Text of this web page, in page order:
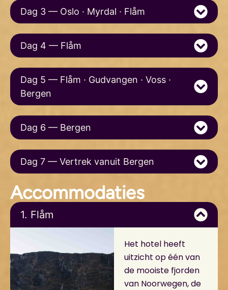
Dag 3 — Oslo · Myrdal · Flåm
Dag 4 — Flåm
Dag 5 — Flåm · Gudvangen · Voss ·
Bergen
Dag 6 — Bergen
Dag 7 — Vertrek vanuit Bergen
Accommodaties
1. Flåm
Het hotel heeft
uitzicht op één van
de mooiste fjorden
van Noorwegen, de